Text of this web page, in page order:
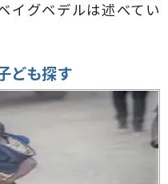
イグベデルは述べてい
ども探す